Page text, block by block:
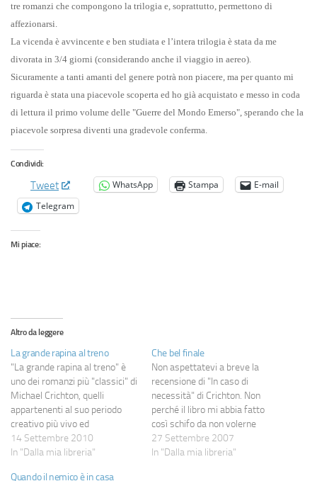
tre romanzi che compongono la trilogia e, soprattutto, permettono di
affezionarsi.
La vicenda è avvincente e ben studiata e l’intera trilogia è stata da me
divorata in 3/4 giorni (considerando anche il viaggio in aereo).
Sicuramente a tanti amanti del genere potrà non piacere, ma per quanto mi
riguarda è stata una piacevole scoperta ed ho già acquistato e messo in coda
di lettura il primo volume delle "Guerre del Mondo Emerso", sperando che la
piacevole sorpresa diventi una gradevole conferma.
Condividi:
Tweet WhatsApp Stampa
E-mail
Telegram
Mi piace:
Altro da leggere
La grande rapina al treno
"La grande rapina al treno" è
uno dei romanzi più "classici" di
Michael Crichton, quelli
appartenenti al suo periodo
creativo più vivo ed
interessante. Diversamente
dalla maggior parte delle sue
14 Settembre 2010
In "Dalla mia libreria"
Che bel finale
Non aspettatevi a breve la
recensione di "In caso di
necessità" di Crichton. Non
perché il libro mi abbia fatto
così schifo da non volerne
parlare, altrimenti non avrei
mai fatto cenno a Next, e
27 Settembre 2007
In "Dalla mia libreria"
Quando il nemico è in casa